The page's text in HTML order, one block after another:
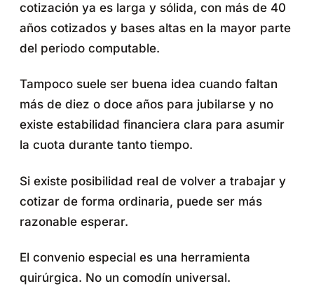
cotización ya es larga y sólida, con más de 40
años cotizados y bases altas en la mayor parte
del periodo computable.
Tampoco suele ser buena idea cuando faltan
más de diez o doce años para jubilarse y no
existe estabilidad financiera clara para asumir
la cuota durante tanto tiempo.
Si existe posibilidad real de volver a trabajar y
cotizar de forma ordinaria, puede ser más
razonable esperar.
El convenio especial es una herramienta
quirúrgica. No un comodín universal.